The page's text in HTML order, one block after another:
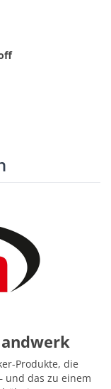
Produkte, die
und das zu einem